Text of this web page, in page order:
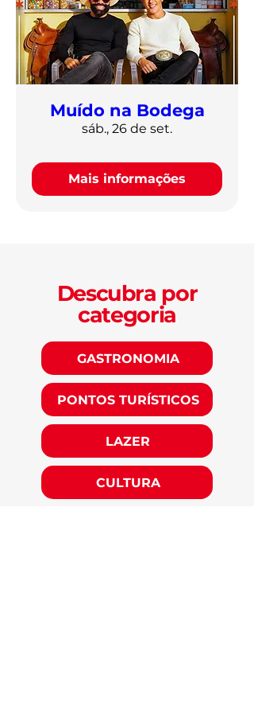
Muído na Bodega
sáb., 26 de set.
Mais informações
Descubra por
categoria
GASTRONOMIA
PONTOS TURÍSTICOS
LAZER
CULTURA